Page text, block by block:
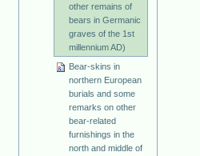
other remains of
bears in Germanic
graves of the 1st
millennium AD)
Bear-skins in
northern European
burials and some
remarks on other
bear-related
furnishings in the
north and middle of